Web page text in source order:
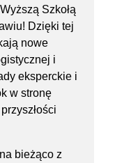
Szkołą
Dzięki tej
nowe
i
eksperckie i
w stronę
bieżąco z